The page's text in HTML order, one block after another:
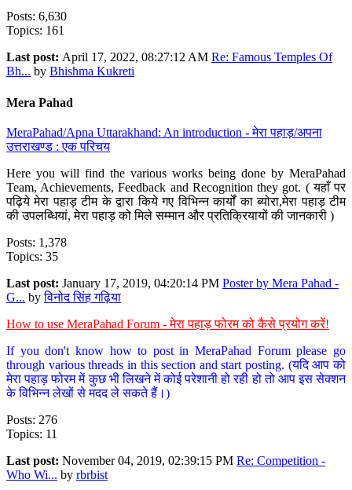
Posts: 6,630
Topics: 161
Last post: April 17, 2022, 08:27:12 AM Re: Famous Temples Of
Bh... by Bhishma Kukreti
Mera Pahad
MeraPahad/Apna Uttarakhand: An introduction - मेरा पहाड़/अपना
उत्तराखण्ड : एक परिचय
Here you will find the various works being done by MeraPahad
Team, Achievements, Feedback and Recognition they got. ( यहाँ पर
पढ़िये मेरा पहाड़ टीम के द्वारा किये गए विभिन्न कार्यों का ब्योरा,मेरा पहाड़ टीम
की उपलब्धियां, मेरा पहाड़ को मिले सम्मान और प्रतिक्रियायों की जानकारी )
Posts: 1,378
Topics: 35
Last post: January 17, 2019, 04:20:14 PM Poster by Mera Pahad -
G... byविनोद सिंह गढ़िया
How to use MeraPahad Forum - मेरा पहाड़ फोरम को कैसे प्रयोग करें!
If you don't know how to post in MeraPahad Forum please go
through various threads in this section and start posting. (यदि आप को
मेरा पहाड़ फोरम में कुछ भी लिखने में कोई परेशानी हो रही हो तो आप इस सेक्शन
के विभिन्न लेखों से मदद ले सकते हैं।)
Posts: 276
Topics: 11
Last post: November 04, 2019, 02:39:15 PM Re: Competition -
Who Wi... by rbrbist